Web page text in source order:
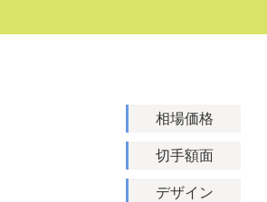
相場価格
切手額面
デザイン